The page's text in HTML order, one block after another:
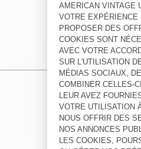
voir l''itinéraire